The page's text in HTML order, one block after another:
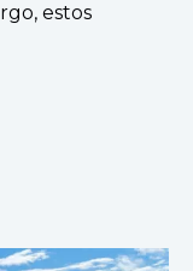
estos